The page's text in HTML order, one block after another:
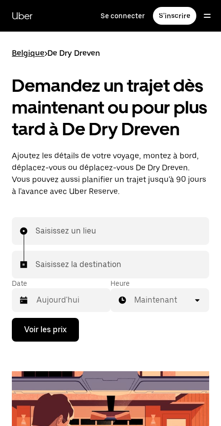
contenu
principal
Uber Se connecter S'inscrire
Belgique>De Dry Dreven
Demandez un trajet dès
maintenant ou pour plus
tard à De Dry Dreven
Ajoutez les détails de votre voyage, montez à bord,
déplacez-vous ou déplacez-vous De Dry Dreven.
Vous pouvez aussi planifier un trajet jusqu'à 90 jours
à l'avance avec Uber Reserve.
Saisissez un lieu
Saisissez la destination
Date
Appuyez
la
bas
ouvrir
le
calendrier
Heure
Maintenant
Voir les prix